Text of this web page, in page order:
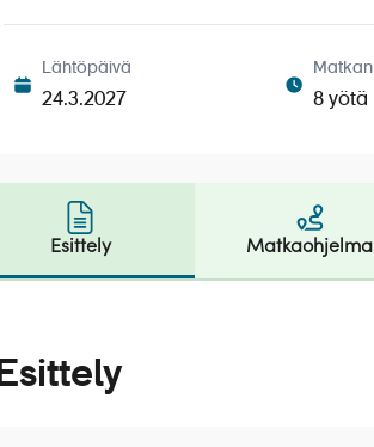
Lähtöpäivä
24.3.2027 8 yötä
Esittely Matkaohjelma
Esittely